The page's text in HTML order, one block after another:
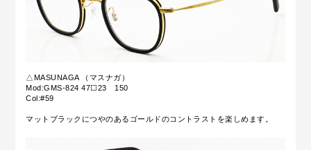
△MASUNAGA （マスナガ）
Mod:GMS-824 47☐23 150
Col:#59
マットブラックにつやのあるゴールドのコントラストを楽しめます。